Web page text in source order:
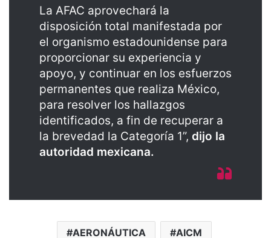
La AFAC aprovechará la
disposición total manifestada por
el organismo estadounidense para
proporcionar su experiencia y
apoyo, y continuar en los esfuerzos
permanentes que realiza México,
para resolver los hallazgos
identificados, a fin de recuperar a
la brevedad la Categoría 1”, dijo la
autoridad mexicana.
AERONÁUTICA AICM